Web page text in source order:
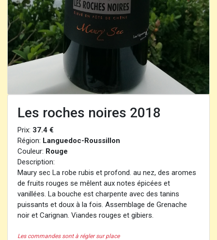
Les roches noires 2018
Prix: 37.4 €
Région: Languedoc-Roussillon
Couleur: Rouge
Description:
Maury sec La robe rubis et profond. au nez, des aromes
de fruits rouges se mêlent aux notes épicées et
vanillées. La bouche est charpente avec des tanins
puissants et doux à la fois. Assemblage de Grenache
noir et Carignan. Viandes rouges et gibiers.
Les commandes sont à régler sur place